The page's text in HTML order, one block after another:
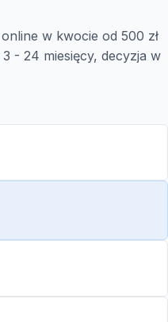
w kwocie od 500 zł
3 - 24 miesięcy, decyzja w